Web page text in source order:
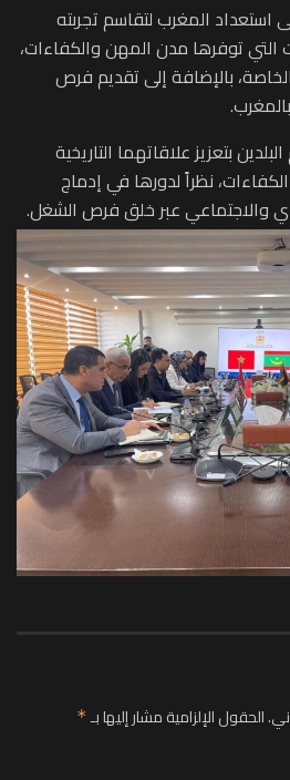
استعداد المغرب لتقاسم تجربته
التي توفرها مدن المهن والكفاءات،
بالإضافة إلى تقديم فرص
بتعزيز علاقاتهما التاريخية
نظراً لدورها في إدماج
والاجتماعي عبر خلق فرص الشغل.
الحقول الإلزامية مشار إليها بـ*